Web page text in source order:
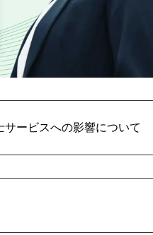
ービスへの影響について